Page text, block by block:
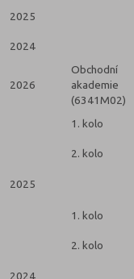
2025
2024
2026
Obchodní
akademie
(6341M02)
1. kolo
2. kolo
2025
1. kolo
2. kolo
2024